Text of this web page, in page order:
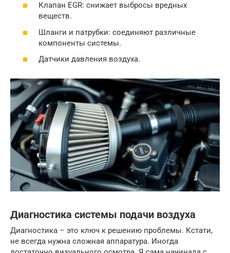
Клапан EGR: снижает выбросы вредных
веществ.
Шланги и патрубки: соединяют различные
компоненты системы.
Датчики давления воздуха.
Диагностика системы подачи воздуха
Диагностика – это ключ к решению проблемы. Кстати,
не всегда нужна сложная аппаратура. Иногда